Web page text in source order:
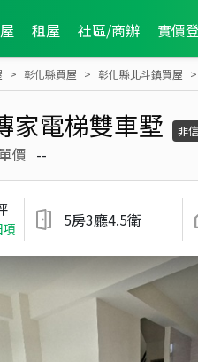
租屋 社區/商辦 實價
彰化縣買屋 彰化縣北斗鎮買屋
家電梯雙車墅 非
價 --
5房3廳4.5衛